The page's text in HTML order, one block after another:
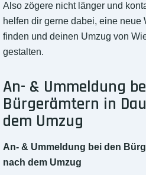
Also zögere nicht länger und
helfen dir gerne dabei, eine
finden und deinen Umzug von
gestalten.
An- & Ummeldung
Bürgerämtern in
dem Umzug
An- & Ummeldung bei den
nach dem Umzug